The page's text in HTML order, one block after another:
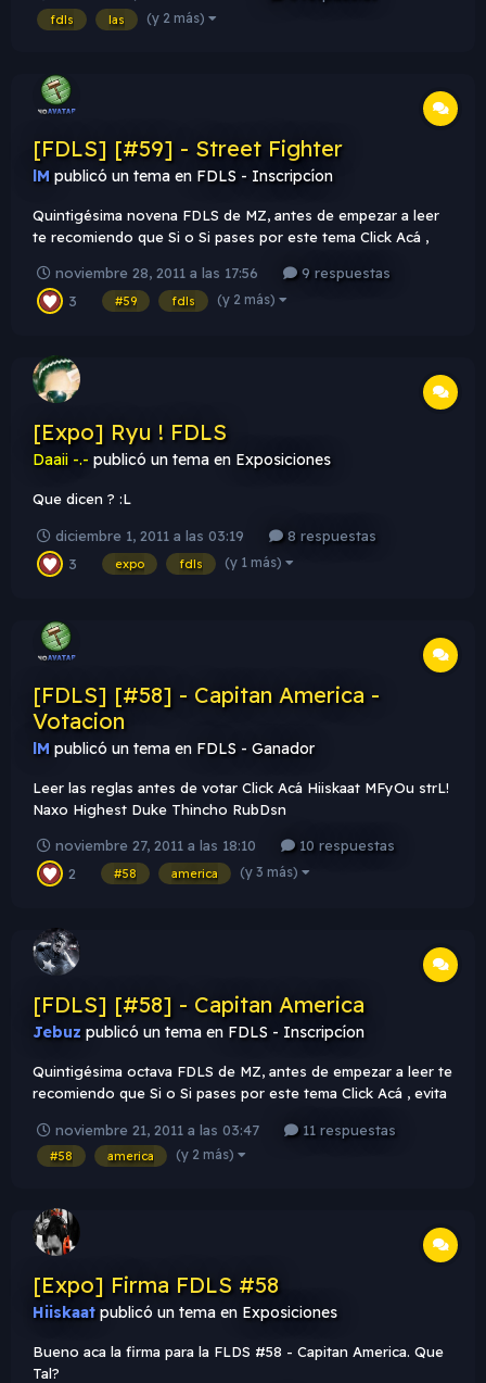
partir de la proxima fdls me gustaria que se reformar...
fdls las (y 2 más)
[FDLS] [#59] - Street Fighter
lM publicó un tema en FDLS - Inscripcíon
Quintigésima novena FDLS de MZ, antes de empezar a leer
te recomiendo que Si o Si pases por este tema Click Acá ,
[#58]: Street Fighter : Es un juego muy conocido, se pueden
usar renders de los juegos o de la pelicula. Texto: FDLS MZ
noviembre 28, 2011 a las 17:56
9 respuestas
3
#59 fdls (y 2 más)
[Expo] Ryu ! FDLS
Daaii -.- publicó un tema en Exposiciones
Que dicen ? :L
diciembre 1, 2011 a las 03:19
8 respuestas
3
expo fdls (y 1 más)
[FDLS] [#58] - Capitan America -
Votacion
lM publicó un tema en FDLS - Ganador
Leer las reglas antes de votar Click Acá Hiiskaat MFyOu strL!
Naxo Highest Duke Thincho RubDsn
noviembre 27, 2011 a las 18:10
10 respuestas
2
#58 america (y 3 más)
[FDLS] [#58] - Capitan America
Jebuz publicó un tema en FDLS - Inscripcíon
Quintigésima octava FDLS de MZ, antes de empezar a leer te
recomiendo que Si o Si pases por este tema Click Acá , evita
Capitan America : Capitan America es muy conocido a travez
de historietas , dibujos animados , pelicula , etc . Te...
noviembre 21, 2011 a las 03:47 11 respuestas
#58 america (y 2 más)
[Expo] Firma FDLS #58
Hiiskaat publicó un tema en Exposiciones
Bueno aca la firma para la FLDS #58 - Capitan America. Que
Tal?